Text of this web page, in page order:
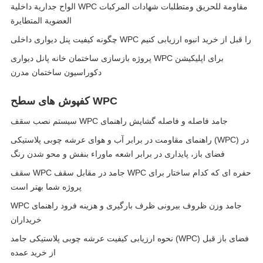
الواح جدارية داخلية WPC مقاومة للحريق ومتطلبات شهادات المركبات
العضوية المتطايرة
چگونه کیفیت پنل دیواری داخلی WPC را قبل از خرید انبوه ارزیابی کنیم
پروژه بازسازی ساختمان خانه پانل دیواری WPC برای اپلیکیشن
دکوراسیون ساختمان مدرن
کفپوش های سطح WPC
سیستم نصب سقف WPC جامد فاصله و فاصله گشایش راهنمای
راهنمای مقاومت در برابر آب و هوای عرشه چوبی پلاستیکی (WPC) در
فضای باز، پایداری در برابر اشعه ماوراء بنفش و محو شدن رنگ
سقف WPC جامد در مقابل سقف WPC حفره ای که کدام ساختار برای
پروژه شما بهتر است
WPC جامد وزن ظروف بیرونی ظرف بارگیری و هزینه فرود راهنمای
خریداران
نحوه ارزیابی کیفیت عرشه چوبی پلاستیکی جامد (WPC) فضای باز قبل
از خرید عمده